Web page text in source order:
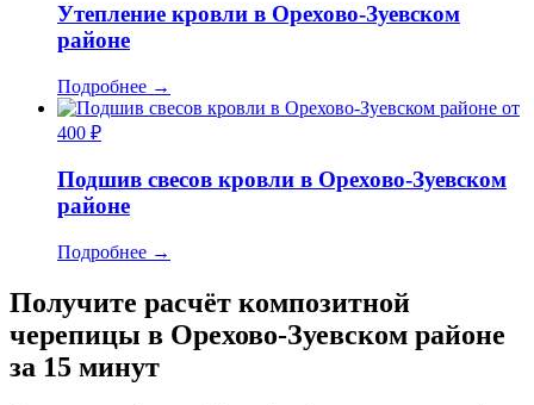
Утепление кровли в Орехово-Зуевском
районе
Подробнее →
от
400 ₽
Подшив свесов кровли в Орехово-Зуевском
районе
Подробнее →
Получите расчёт композитной
черепицы в Орехово-Зуевском районе
за 15 минут